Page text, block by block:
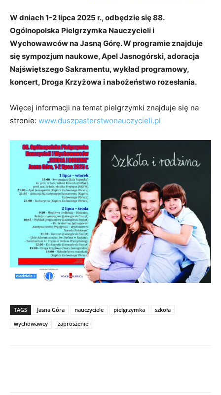
W dniach 1-2 lipca 2025 r., odbędzie się 88.
Ogólnopolska Pielgrzymka Nauczycieli i
Wychowawców na Jasną Górę. W programie znajduje
się sympozjum naukowe, Apel Jasnogórski, adoracja
Najświętszego Sakramentu, wykład programowy,
koncert, Droga Krzyżowa i nabożeństwo rozesłania.
Więcej informacji na temat pielgrzymki znajduje się na
stronie: www.duszpasterstwonauczycieli.pl
TAGS Jasna Góra nauczyciele pielgrzymka
szkoła
wychowawcy
zaproszenie